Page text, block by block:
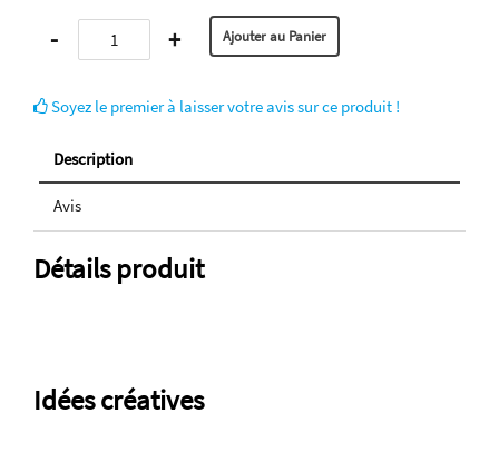
- +
Soyez le premier à laisser votre avis sur ce produit !
Description
Avis
Détails produit
Idées créatives